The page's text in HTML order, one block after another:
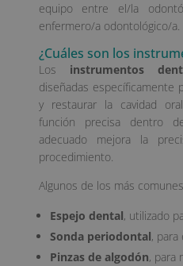
equipo entre el/la
enfermero/a odontológico/a.
¿Cuáles son los
Los instrumentos
diseñadas específicamente
y restaurar la cavidad
función precisa dentro
adecuado mejora la
procedimiento.
Algunos de los más
Espejo dental, utilizado
Sonda periodontal, para
Pinzas de algodón, para